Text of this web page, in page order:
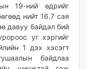
19-ний өдрийг
нийт 16.7 сая
давуу байдал бий
уг хэргийг
1 дэх хэсэгт
байдлаа